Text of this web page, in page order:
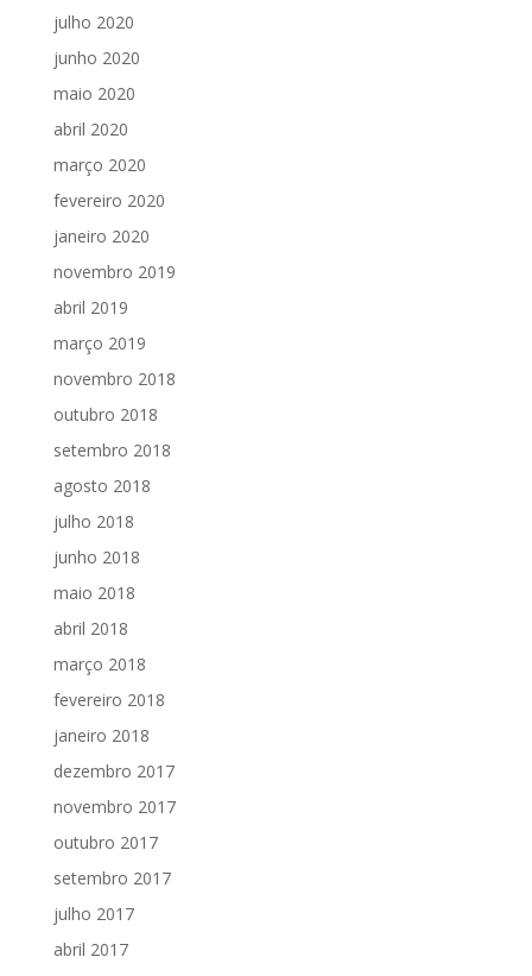
julho 2020
junho 2020
maio 2020
abril 2020
março 2020
fevereiro 2020
janeiro 2020
novembro 2019
abril 2019
março 2019
novembro 2018
outubro 2018
setembro 2018
agosto 2018
julho 2018
junho 2018
maio 2018
abril 2018
março 2018
fevereiro 2018
janeiro 2018
dezembro 2017
novembro 2017
outubro 2017
setembro 2017
julho 2017
abril 2017